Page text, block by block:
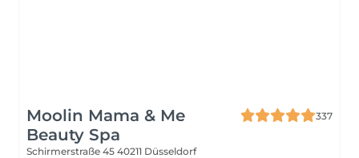
Moolin Mama & Me
Beauty Spa
337
Schirmerstraße 45 40211 Düsseldorf